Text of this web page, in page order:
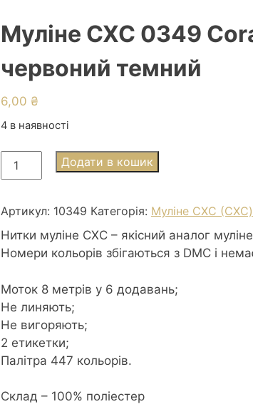
Муліне СХС 0349
червоний темний
6,00 ₴
4 в наявності
Муліне
СХС
Coral-
dk
-
Коралово-
темний
кількість
Додати в кошик
Артикул: 10349 Категорія: Муліне СХС (CXC)
Нитки муліне СХС – якісний аналог
Номери кольорів збігаються з DMC і
Моток 8 метрів у 6 додавань;
Не линяють;
Не вигоряють;
2 етикетки;
Палітра 447 кольорів.
Склад – 100% поліестер